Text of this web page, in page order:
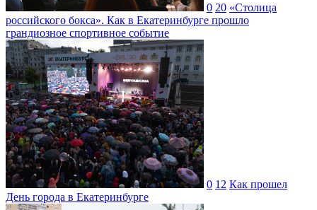
0 20 «Столица
российского бокса». Как в Екатеринбурге прошло
грандиозное спортивное событие
0 12 Как прошел
День города в Екатеринбурге